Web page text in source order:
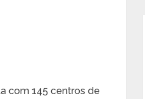
com 145 centros de